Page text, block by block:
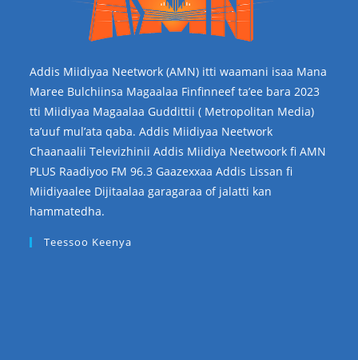
Addis Miidiyaa Neetwork (AMN) itti waamani isaa Mana
Maree Bulchiinsa Magaalaa Finfinneef ta’ee bara 2023
tti Miidiyaa Magaalaa Guddittii ( Metropolitan Media)
ta’uuf mul’ata qaba. Addis Miidiyaa Neetwork
Chaanaalii Televizhinii Addis Miidiya Neetwoork fi AMN
PLUS Raadiyoo FM 96.3 Gaazexxaa Addis Lissan fi
Miidiyaalee Dijitaalaa garagaraa of jalatti kan
hammatedha.
Teessoo Keenya